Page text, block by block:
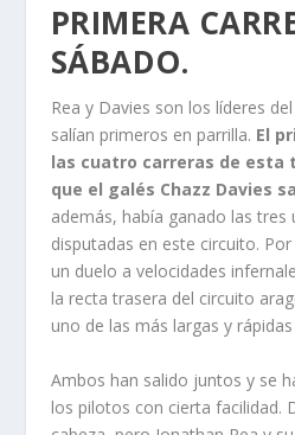
PRIMERA
SÁBADO.
Rea y Davies son los líderes
salían primeros en parrilla. El
las cuatro carreras de esta
que el galés Chazz Davies
además, había ganado las tres
disputadas en este circuito.
un duelo a velocidades
la recta trasera del circuito
uno de las más largas y
Ambos han salido juntos y se
los pilotos con cierta facilidad.